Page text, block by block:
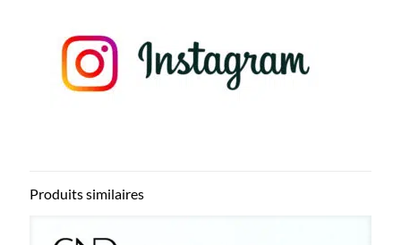
Produits similaires